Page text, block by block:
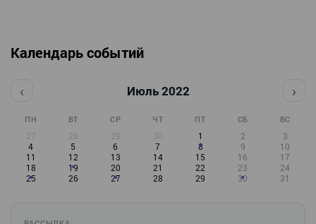
Календарь событий
‹ Июль 2022 ›
ПН ВТ СР ЧТ ПТ СБ ВС
27 28 29 30 1 2
3
4
5 6 7 8 9
10
11
12 13 14 15 16
17
18
19 20 21 22 23
24
25
26 27 28 29 30 31